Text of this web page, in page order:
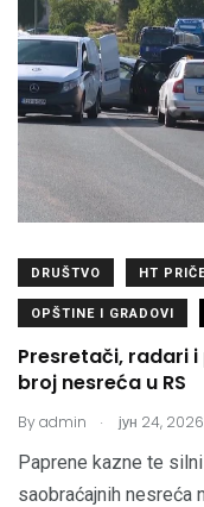
DRUŠTVO HT
OPŠTINE I GRADOVI
Presretači, radari
broj nesreća u RS
Byadmin . јун 24, 2026
Paprene kazne te
saobraćajnih nesreća